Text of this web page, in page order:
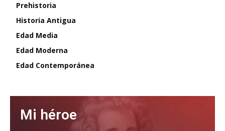
Prehistoria
Historia Antigua
Edad Media
Edad Moderna
Edad Contemporánea
Mi héroe